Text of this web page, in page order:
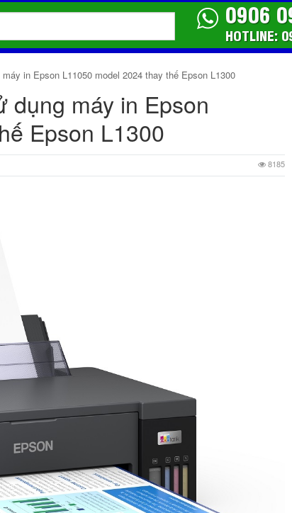
0906
HOTLINE:
in Epson L11050 model 2024 thay thế Epson L1300
dụng máy in Epson
Epson L1300
8185